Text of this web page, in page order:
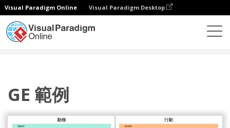
Visual Paradigm Online Visual Paradigm Desktop
GE 範例